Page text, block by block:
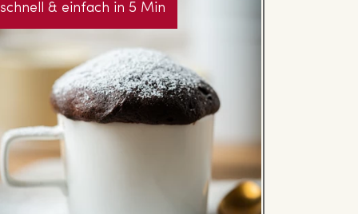
schnell & einfach in 5 Min